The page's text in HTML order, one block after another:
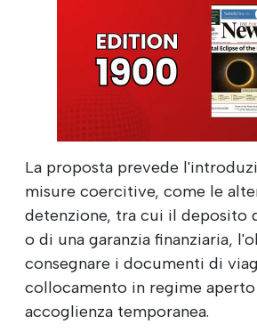
La proposta prevede
misure coercitive, come le
detenzione, tra cui il deposito
o di una garanzia finanziaria,
consegnare i documenti di
collocamento in regime
accoglienza temporanea.